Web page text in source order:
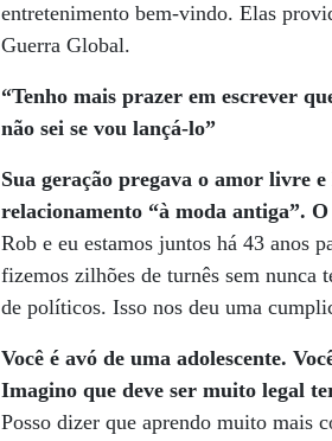
entretenimento bem-vindo. Elas
Guerra Global.
“Tenho mais prazer em escrever
não sei se vou lançá-lo”
Sua geração pregava o amor livre
relacionamento “à moda antiga”. O
Rob e eu estamos juntos há 43 anos
fizemos zilhões de turnês sem nunca
de políticos. Isso nos deu uma
Você é avó de uma adolescente.
Imagino que deve ser muito legal
Posso dizer que aprendo muito mais